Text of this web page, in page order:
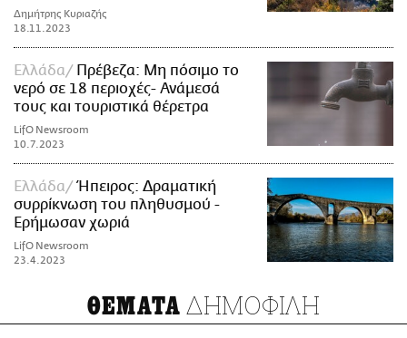
Δημήτρης Κυριαζής
18.11.2023
Ελλάδα
Πρέβεζα: Μη πόσιμο το
νερό σε 18 περιοχές- Ανάμεσά
τους και τουριστικά θέρετρα
LifO Newsroom
10.7.2023
Ελλάδα
Ήπειρος: Δραματική
συρρίκνωση του πληθυσμού -
Ερήμωσαν χωριά
LifO Newsroom
23.4.2023
ΘΕΜΑΤΑ ΔΗΜΟΦΙΛΗ